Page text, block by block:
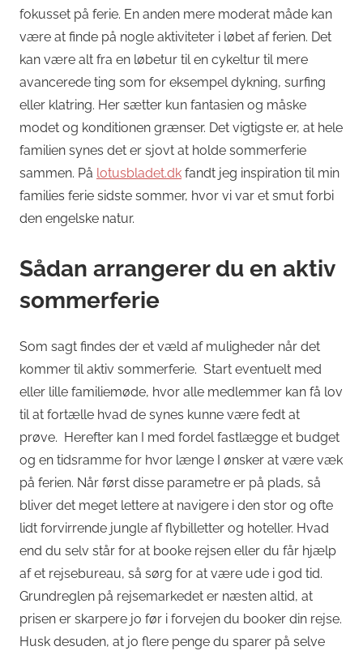
fokusset på ferie. En anden mere moderat måde kan
være at finde på nogle aktiviteter i løbet af ferien. Det
kan være alt fra en løbetur til en cykeltur til mere
avancerede ting som for eksempel dykning, surfing
eller klatring. Her sætter kun fantasien og måske
modet og konditionen grænser. Det vigtigste er, at hele
familien synes det er sjovt at holde sommerferie
sammen. På lotusbladet.dk fandt jeg inspiration til min
families ferie sidste sommer, hvor vi var et smut forbi
den engelske natur.
Sådan arrangerer du en aktiv
sommerferie
Som sagt findes der et væld af muligheder når det
kommer til aktiv sommerferie. Start eventuelt med
eller lille familiemøde, hvor alle medlemmer kan få lov
til at fortælle hvad de synes kunne være fedt at
prøve. Herefter kan I med fordel fastlægge et budget
og en tidsramme for hvor længe I ønsker at være væk
på ferien. Når først disse parametre er på plads, så
bliver det meget lettere at navigere i den stor og ofte
lidt forvirrende jungle af flybilletter og hoteller. Hvad
end du selv står for at booke rejsen eller du får hjælp
af et rejsebureau, så sørg for at være ude i god tid.
Grundreglen på rejsemarkedet er næsten altid, at
prisen er skarpere jo før i forvejen du booker din rejse.
Husk desuden, at jo flere penge du sparer på selve